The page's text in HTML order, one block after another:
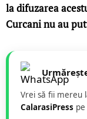
la difuzarea
Curcani nu au
Vrei să fii mereu
CalarasiPress